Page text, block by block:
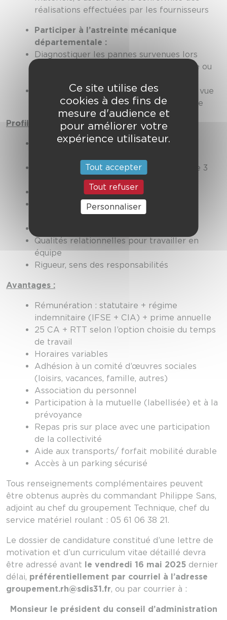
réalisations effectuées par les fournisseurs
Participer à l’astreinte mécanique
départementale :
Diagnostiquer les pannes survenues lors
d’une intervention, assurer le dépannage ou
Aider le CODIS à prendre la décision en vue
du remplacement d’un véhicule en panne
Profil
CAP ou BEP d’électromécanicien ou
Expérience professionnelle souhaitée de 3
ans minimum
Permis poids lourd souhaité
Connaissance des moteurs à essence,
injection, diésel
Qualités relationnelles pour travailler en
équipe
Rigueur, sens des responsabilités
Avantages :
Rémunération : statutaire + régime
indemnitaire (IFSE + CIA) + prime annuelle
25 CA + RTT selon l’option choisie du temps
de travail
Horaires variables
Adhésion à un comité d’œuvres sociales
(loisirs, vacances, famille, autres)
Association du personnel
Participation à la mutuelle (labellisée) et à la
prévoyance
Repas pris sur place avec une participation
de la collectivité
Aide aux transports/ forfait mobilité durable
Accès à un parking sécurisé
Tous renseignements complémentaires peuvent
être obtenus auprès du commandant Philippe Sans,
adjoint au chef du groupement Technique, chef du
service matériel roulant : 05 61 06 38 21.
Le dossier de candidature constitué d’une lettre de
motivation et d’un curriculum vitae détaillé devra
être adressé avant le vendredi 16 mai 2025 dernier
délai, préférentiellement par courriel à l’adresse
groupement.rh@sdis31.fr, ou par courrier à :
Monsieur le président du conseil d’administration
Ce site utilise des
cookies à des fins de
mesure d'audience et
pour améliorer votre
expérience utilisateur.
Tout accepter
Tout refuser
Personnaliser